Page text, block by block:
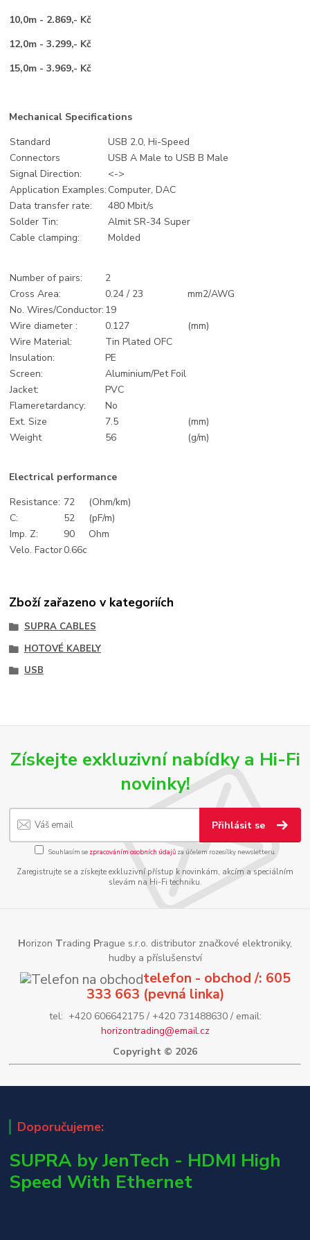
10,0m - 2.869,- Kč
12,0m - 3.299,- Kč
15,0m - 3.969,- Kč
Mechanical Specifications
Standard
USB 2.0, Hi-Speed
Connectors
USB A Male to USB B Male
Signal Direction:
<->
Application Examples: Computer, DAC
Data transfer rate:
480 Mbit/s
Solder Tin:
Almit SR-34 Super
Cable clamping:
Molded
Number of pairs:
2
Cross Area:
0.24 / 23
mm2/AWG
No. Wires/Conductor: 19
Wire diameter :
0.127
(mm)
Wire Material:
Tin Plated OFC
Insulation:
PE
Screen:
Aluminium/Pet Foil
Jacket:
PVC
Flameretardancy:
No
Ext. Size
7.5
(mm)
Weight
56 (g/m)
Electrical performance
Resistance: 72
(Ohm/km)
C:
52
(pF/m)
Imp. Z:
90
Ohm
Velo. Factor0.66c
Zboží zařazeno v kategoriích
SUPRA CABLES
HOTOVÉ KABELY
USB
Získejte exkluzivní nabídky a Hi-Fi
novinky!
Přihlásit se
Souhlasím se zpracováním osobních údajůza účelem rozesílky newsletteru.
Zaregistrujte se a získejte exkluzivní přístup k novinkám, akcím a speciálním
slevám na Hi-Fi techniku.
Horizon Trading Prague s.r.o. distributor značkové elektroniky,
hudby a příslušenství
telefon - obchod /: 605
333 663 (pevná linka)
tel: +420 606642175 / +420 731488630 / email:
horizontrading@email.cz
Copyright © 2026
Doporučujeme:
SUPRA by JenTech - HDMI High
Speed With Ethernet